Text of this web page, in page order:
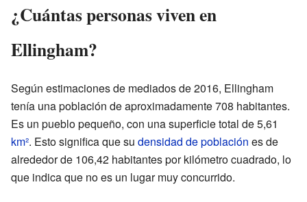
¿Cuántas personas viven en
Ellingham?
Según estimaciones de mediados de 2016, Ellingham
tenía una población de aproximadamente 708 habitantes.
Es un pueblo pequeño, con una superficie total de 5,61
km². Esto significa que su densidad de población es de
alrededor de 106,42 habitantes por kilómetro cuadrado, lo
que indica que no es un lugar muy concurrido.